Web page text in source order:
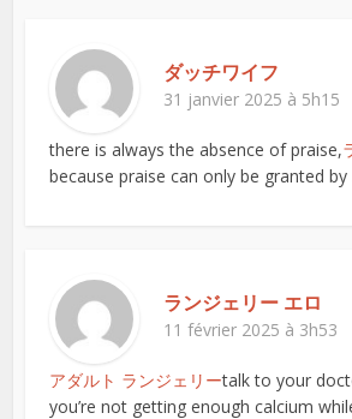
ダッチワイフ
31 janvier 2025 à 5h15
there is always the absence of praise,
because praise can only be granted
ランジェリー エロ
11 février 2025 à 3h53
アダルト ランジェリーtalk to your
you’re not getting enough calcium